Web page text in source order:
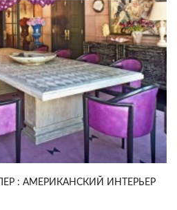
: АМЕРИКАНСКИЙ ИНТЕРЬЕР